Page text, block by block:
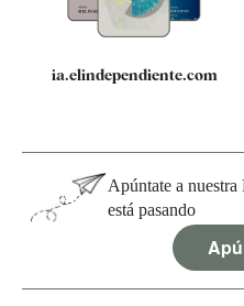
ia.elindependiente.com
Apúntate a
está pasando